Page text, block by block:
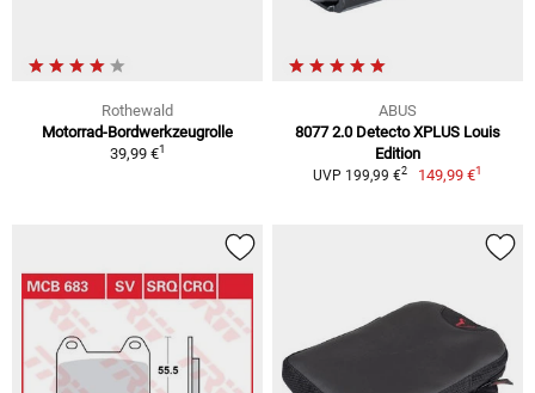
Rothewald
Motorrad-Bordwerkzeugrolle
39,99 €1
ABUS
8077 2.0 Detecto XPLUS Louis
Edition
UVP 199,99 €2 149,99 €1